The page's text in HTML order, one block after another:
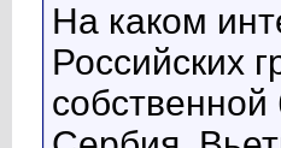
На каком
Российских